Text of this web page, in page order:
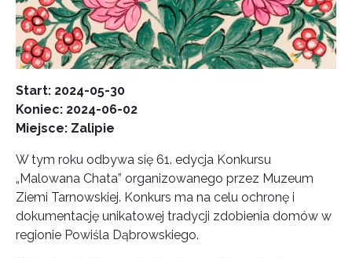
Start: 2024-05-30
Koniec: 2024-06-02
Miejsce: Zalipie
W tym roku odbywa się 61. edycja Konkursu
„Malowana Chata” organizowanego przez Muzeum
Ziemi Tarnowskiej. Konkurs ma na celu ochronę i
dokumentację unikatowej tradycji zdobienia domów w
regionie Powiśla Dąbrowskiego.